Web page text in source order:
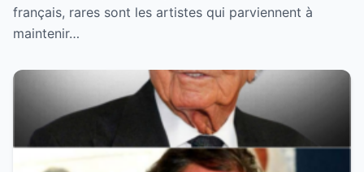
français, rares sont les artistes qui parviennent à
maintenir…